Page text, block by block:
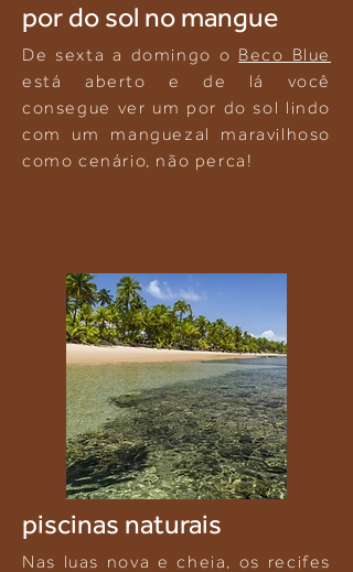
por do sol no mangue
De sexta a domingo o Beco Blue
está aberto e de lá você
consegue ver um por do sol lindo
com um manguezal maravilhoso
como cenário, não perca!
piscinas naturais
Nas luas nova e cheia, os recifes